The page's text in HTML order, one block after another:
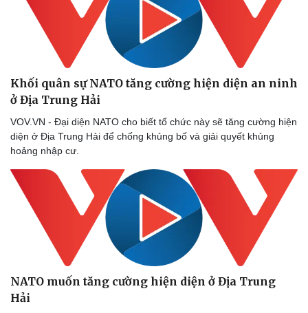
Sức khỏe
Dinh dưỡng - món ngon
Sản phụ khoa
Nhi khoa
Đời sống
Nhà đẹp
Blog
Tình yêu - Gia đình
Khối quân sự NATO tăng cường hiện diện an ninh
ở Địa Trung Hải
VOV.VN - Đại diện NATO cho biết tổ chức này sẽ tăng cường hiện
diện ở Địa Trung Hải để chống khủng bố và giải quyết khủng
hoảng nhập cư.
NATO muốn tăng cường hiện diện ở Địa Trung
Hải